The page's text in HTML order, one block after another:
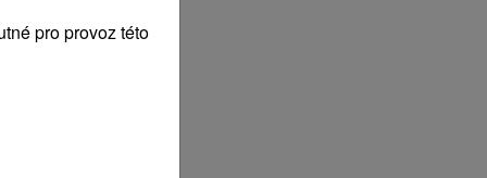
pro provoz této